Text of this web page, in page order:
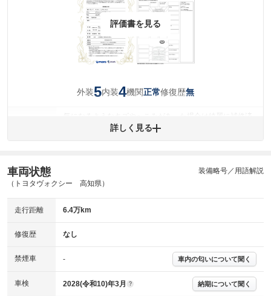
評価書を見る
外装5内装4機関正常修復歴無
みですが、 小さなキズやヘコミが残っている場合もありま
内装
(内装状態)
下さい。
および表示項目が異なる場合がございます。
※グー鑑定の評価はあくまでも記載している鑑定日の鑑定結果となりま
詳しく見る
車両状態
（トヨタヴォクシー 高知県）
装備略号／用語解説
走行距離 6.4万km
修復歴 なし
禁煙車 - 車内の匂いについて聞く
車検 2028(令和10)年3月 ? 納期について聞く